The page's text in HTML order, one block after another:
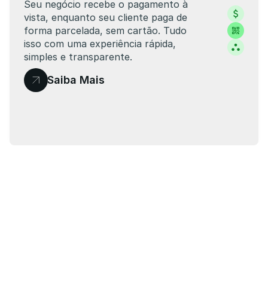
Seu negócio recebe o pagamento à
vista, enquanto seu cliente paga de
forma parcelada, sem cartão. Tudo
isso com uma experiência rápida,
simples e transparente.
Saiba Mais